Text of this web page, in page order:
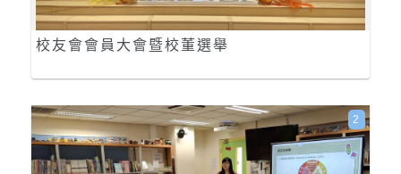
校友會會員大會暨校董選舉
2